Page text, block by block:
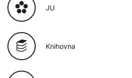
JU
Knihovna